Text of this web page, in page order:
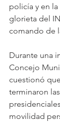
policía y en
glorieta del
comando de
Durante una
Concejo
cuestionó
terminaron
movilidad